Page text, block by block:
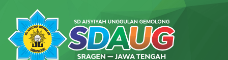
content